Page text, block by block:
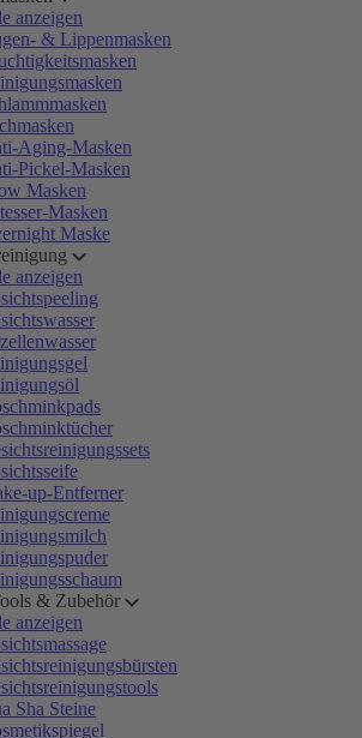
anzeigen
& Lippenmasken
Aging-Masken
Pickel-Masken
Masken
Masken
Maske
anzeigen
up-Entferner
& Zubehör
anzeigen
Sha Steine